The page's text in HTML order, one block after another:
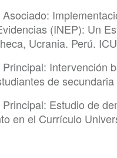
(INEP): Un
Ucrania. Perú.
Intervención
de
Estudio de
en el Currículo